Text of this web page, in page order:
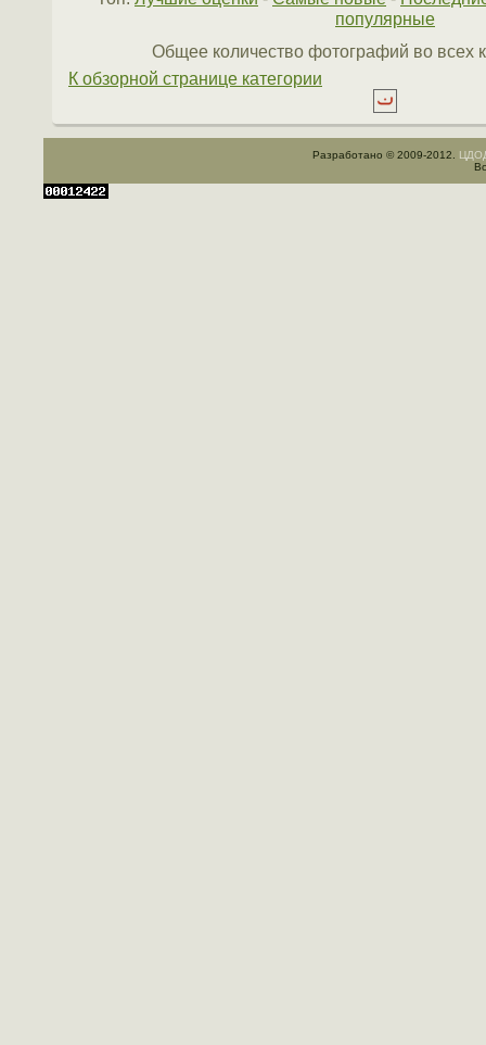
популярные
Общее количество фотографий во всех
К обзорной странице категории
Разработано © 2009-2012.